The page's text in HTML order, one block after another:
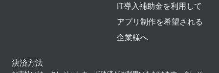
IT導入補助金を利用して
アプリ制作を希望される
企業様へ
決済方法